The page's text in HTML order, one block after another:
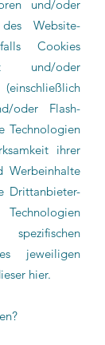
und/oder
Website-
Cookies
und/oder
oder Flash-
Technologien
ihrer
Werbeinhalte
Drittanbieter-
jeweiligen
hier.